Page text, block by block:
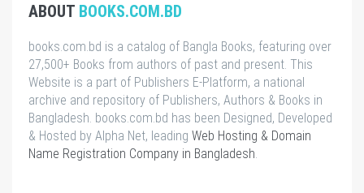
ABOUT BOOKS.COM.BD
books.com.bd is a catalog of Bangla Books, featuring over
27,500+ Books from authors of past and present. This
Website is a part of Publishers E-Platform, a national
archive and repository of Publishers, Authors & Books in
Bangladesh. books.com.bd has been Designed, Developed
& Hosted by Alpha Net, leading Web Hosting & Domain
Name Registration Company in Bangladesh